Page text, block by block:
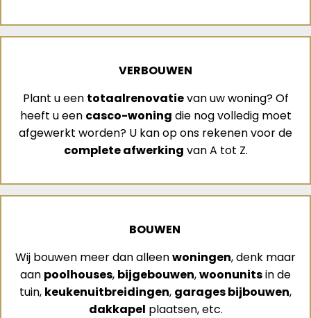
VERBOUWEN
Plant u een totaalrenovatievan uw woning? Of
heeft u een casco-woning die nog volledig moet
afgewerkt worden? U kan op ons rekenen voor de
complete afwerking van A tot Z.
BOUWEN
Wij bouwen meer dan alleenwoningen, denk maar
aan poolhouses, bijgebouwen,woonunitsin de
tuin, keukenuitbreidingen, garages bijbouwen,
dakkapel plaatsen, etc.